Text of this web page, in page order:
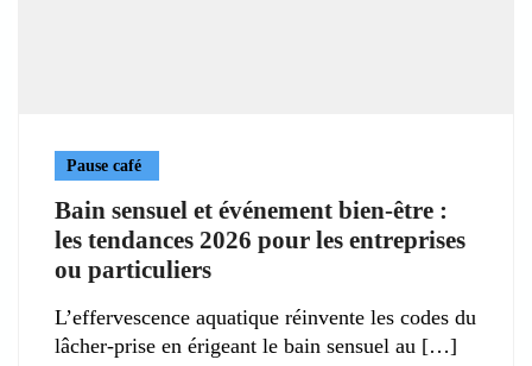
Pause café
Bain sensuel et événement bien-être :
les tendances 2026 pour les entreprises
ou particuliers
L’effervescence aquatique réinvente les codes du
lâcher-prise en érigeant le bain sensuel au